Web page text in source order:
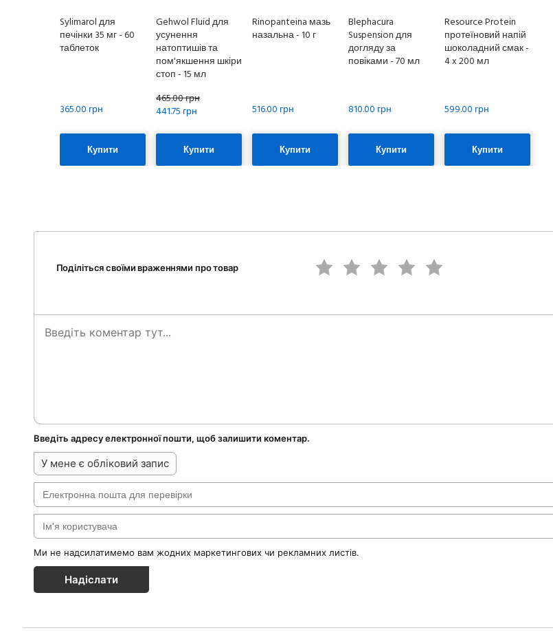
Sylimarol для
печінки 35 мг - 60
таблеток
365.00 грн
Купити
Gehwol Fluid для
усунення
натоптишів та
пом'якшення шкіри
стоп - 15 мл
465.00 грн
441.75 грн
Купити
Rinopanteina мазь
назальна - 10 г
516.00 грн
Купити
Blephacura
Suspension для
догляду за
повіками - 70 мл
810.00 грн
Купити
Resource Protein
протеїновий напій
шоколадний смак -
4 x 200 мл
599.00 грн
Купити
Поділіться своїми враженнями про товар
Введіть адресу електронної пошти, щоб залишити коментар.
У мене є обліковий запис
Ми не надсилатимемо вам жодних маркетингових чи рекламних листів.
Надіслати